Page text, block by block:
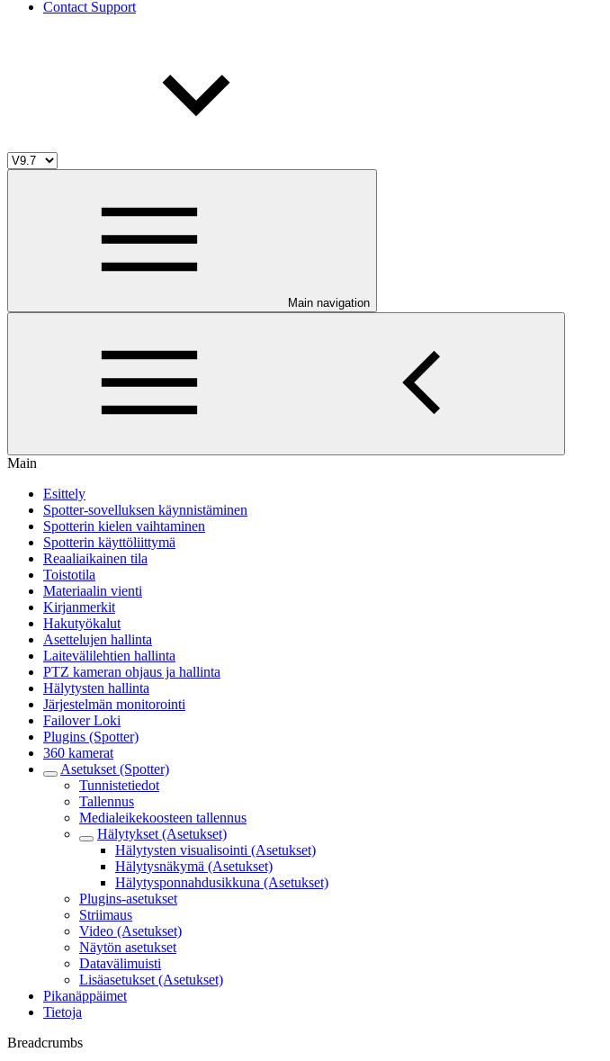
Contact Support
Main navigation
Main
Esittely
Spotter-sovelluksen käynnistäminen
Spotterin kielen vaihtaminen
Spotterin käyttöliittymä
Reaaliaikainen tila
Toistotila
Materiaalin vienti
Kirjanmerkit
Hakutyökalut
Asettelujen hallinta
Laitevälilehtien hallinta
PTZ kameran ohjaus ja hallinta
Hälytysten hallinta
Järjestelmän monitorointi
Failover Loki
Plugins (Spotter)
360 kamerat
Asetukset (Spotter)
Tunnistetiedot
Tallennus
Medialeikekoosteen tallennus
Hälytykset (Asetukset)
Hälytysten visualisointi (Asetukset)
Hälytysnäkymä (Asetukset)
Hälytysponnahdusikkuna (Asetukset)
Plugins-asetukset
Striimaus
Video (Asetukset)
Näytön asetukset
Datavälimuisti
Lisäasetukset (Asetukset)
Pikanäppäimet
Tietoja
Breadcrumbs